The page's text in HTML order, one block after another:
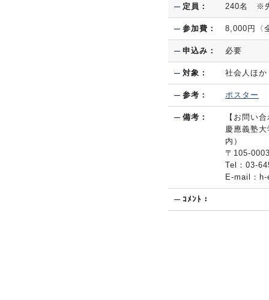
定員： 240名 ※先
参加費： 8,000円〈
申込み： 必要
対象： 社会人ほか
参考： ポスター
備考：
【お問い
慶應義塾
内）
〒105-
Tel：03-
E-mail：
ｺﾒﾝﾄ：